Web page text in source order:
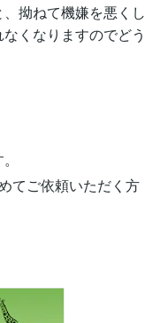
拗ねて機嫌を悪くし
くなりますのでどう
てご依頼いただく方